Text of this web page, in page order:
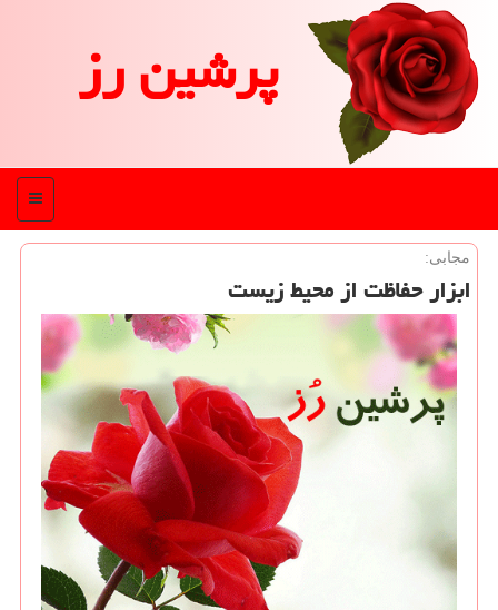
پرشین رز
منو
مجابی:
ابزار حفاظت از محیط زیست